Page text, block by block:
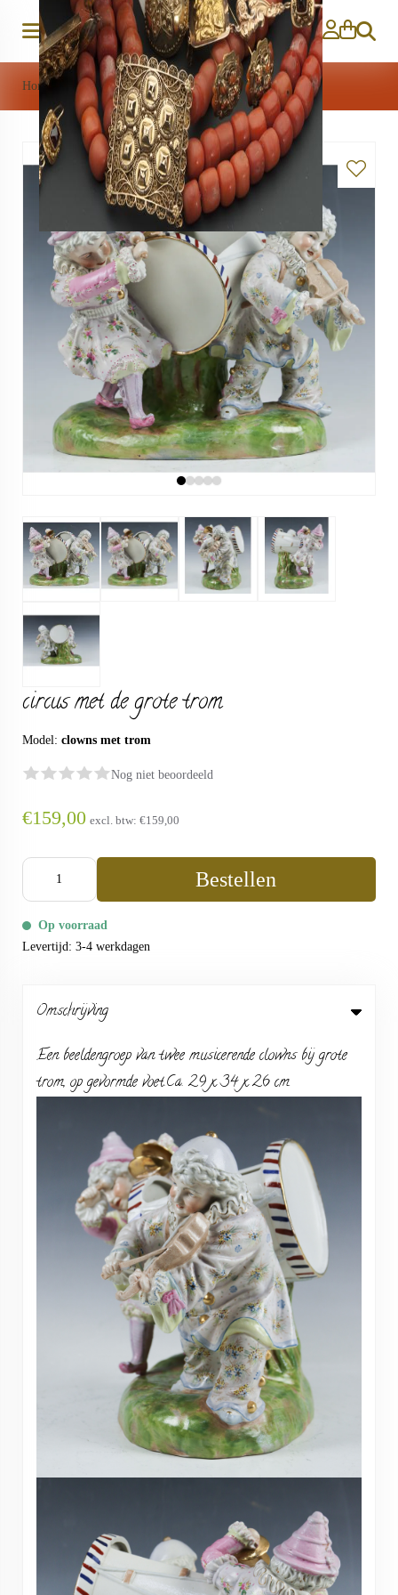
Zoeken
Home Porselein>circus met de grote trom
circus met de grote trom
Model: clowns met trom
Nog niet beoordeeld
€159,00 excl. btw: €159,00
Bestellen
Op voorraad
Levertijd: 3-4 werkdagen
Omschrijving
Een beeldengroep van twee musicerende clowns bij grote
trom, op gevormde voet.Ca. 29 x 34 x 26 cm